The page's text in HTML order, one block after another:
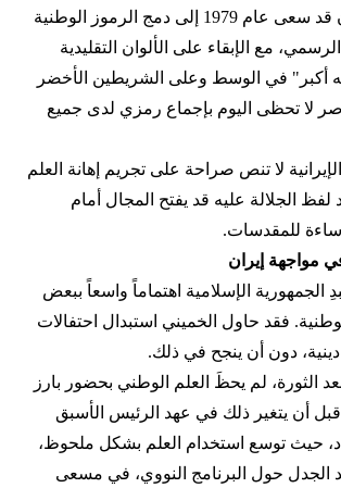
وكان نظام طهران قد سعى عام 1979 إلى دمج الرموز الوطنية
مع الإبقاء على الألوان التقليدية
أكبر" في الوسط وعلى الشريطين الأخضر
لا تحظى اليوم بإجماع رمزي لدى جميع
لا تنص صراحة على تجريم إهانة العلم
الجلالة عليه قد يفتح المجال أمام
للمقدسات.
مواجهة إيران
الجمهورية الإسلامية اهتماماً واسعاً ببعض
فقد حاول الخميني استبدال احتفالات
دينية، دون أن ينجح في ذلك.
الثورة، لم يحظَ العلم الوطني بحضور بارز
قبل أن يتغير ذلك في عهد الرئيس الأسبق
حيث توسع استخدام العلم بشكل ملحوظ،
الجدل حول البرنامج النووي، في مسعى